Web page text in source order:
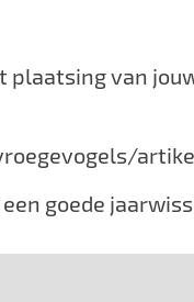
van
goede